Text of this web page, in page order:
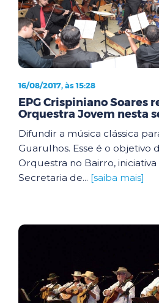
16/08/2017, às 15:28
EPG Crispiniano Soares
Orquestra Jovem nesta
Difundir a música clássica
Guarulhos. Esse é o objetivo
Orquestra no Bairro, iniciativa
Secretaria de... [saiba mais]